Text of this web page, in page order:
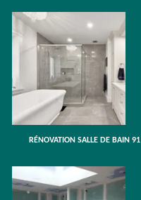
RÉNOVATION SALLE DE BAIN 91